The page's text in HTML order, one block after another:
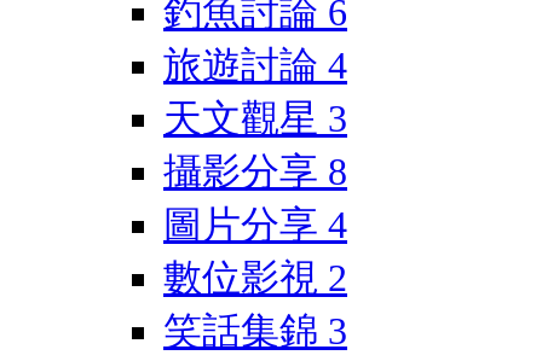
釣魚討論 6
旅遊討論 4
天文觀星 3
攝影分享 8
圖片分享 4
數位影視 2
笑話集錦 3